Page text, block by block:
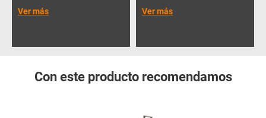
Ver más
Ver más
Con este producto recomendamos